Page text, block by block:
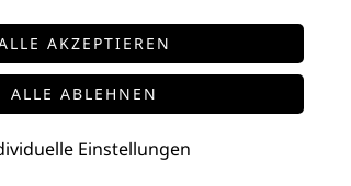
CASAMBI -X-B-S
Xpress Wirless switch
Einstellungen